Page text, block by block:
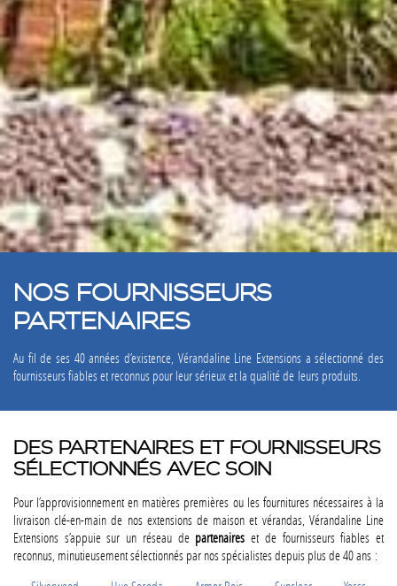
NOS FOURNISSEURS
PARTENAIRES
Au fil de ses 40 années d’existence, Vérandaline Line Extensions a sélectionné des
fournisseurs fiables et reconnus pour leur sérieux et la qualité de leurs produits.
DES PARTENAIRES ET FOURNISSEURS
SÉLECTIONNÉS AVEC SOIN
Pour l’approvisionnement en matières premières ou les fournitures nécessaires à la
livraison clé-en-main de nos extensions de maison et vérandas, Vérandaline Line
Extensions s’appuie sur un réseau de partenaires et de fournisseurs fiables et
reconnus, minutieusement sélectionnés par nos spécialistes depuis plus de 40 ans :